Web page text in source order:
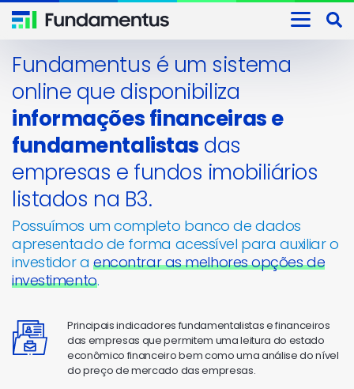
Fundamentus é um sistema
online que disponibiliza
informações financeiras e
fundamentalistas das
empresas e fundos imobiliários
listados na B3.
Possuímos um completo banco de dados
apresentado de forma acessível para auxiliar o
investidor aencontrar as melhores opções de
investimento.
Principais indicadores fundamentalistas e financeiros
das empresas que permitem uma leitura do estado
econômico financeiro bem como uma análise do nível
do preço de mercado das empresas.